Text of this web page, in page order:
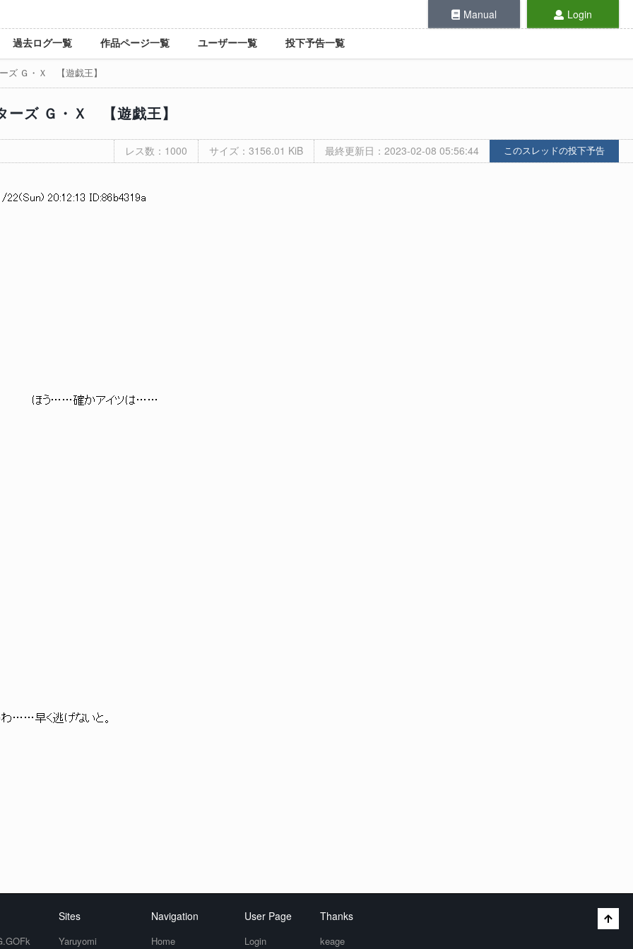
Manual Login
過去ログ一覧 作品ページ一覧 ユーザー一覧 投下予告一覧
ズ Ｇ・Ｘ 【遊戯王】
ズ Ｇ・Ｘ 【遊戯王】
レス数：1000 サイズ：3156.01 KiB 最終更新日：2023-02-08 05:56:44 このスレッドの投下予告
22(Sun) 20:12:13 ID:86b4319a
かアイツは……
逃げないと。
Sites
Yaruyomi
Navigation
Home
User Page
Login
Thanks
keage